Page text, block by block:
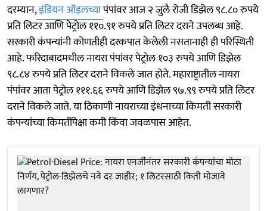
दरम्यान,इंडियन ऑइलच्यापंपांवर आज २ जुलै रोजी डिझेल ९८.८० रुपये
प्रति लिटर आणि पेट्रोल ११०.९१ रुपये प्रति लिटर दराने उपलब्ध आहे.
सरकारी कंपन्यांनी कोणतीही दरकपात केलेली नसतानाही ही परिस्थिती
आहे. फरिदाबादमधील नायरा पंपांवर पेट्रोल १०३ रुपये आणि डिझेल
९८.८४ रुपये प्रति लिटर दराने विकले जात होते. महाराष्ट्रातील नायरा
पंपांवर आता पेट्रोल १११.६६ रुपये आणि डिझेल ९७.९९ रुपये प्रति लिटर
दराने विकले जाते. या ठिकाणी नायराच्या इंधनाच्या किमती सरकारी
कंपन्यांच्या किमतींपेक्षा कमी किंवा जवळपास आहेत.